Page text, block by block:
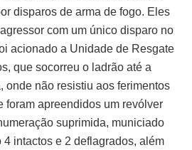
disparos de arma de fogo. Eles
com um único disparo no
acionado a Unidade de Resgate
que socorreu o ladrão até a
onde não resistiu aos ferimentos
foram apreendidos um revólver
suprimida, municiado
intactos e 2 deflagrados, além